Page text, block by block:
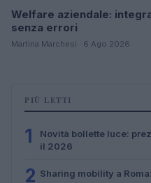
Welfare aziendale:
senza errori
Martina Marchesi · 6 Ago 2026
PIÙ LETTI
1
Novità bollette luce:
il 2026
2 Sharing mobility a